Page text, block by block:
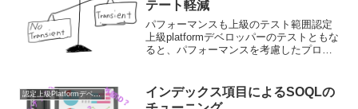
テート軽減
パフォーマンスも上級のテスト範囲認定
上級platformデベロッパーのテストともな
ると、パフォーマンスを考慮したプログ
れを越えるとビューステートエラーが出
ます。これ...
認定上級Platformデベロッパー
インデックス項目によるSOQLの